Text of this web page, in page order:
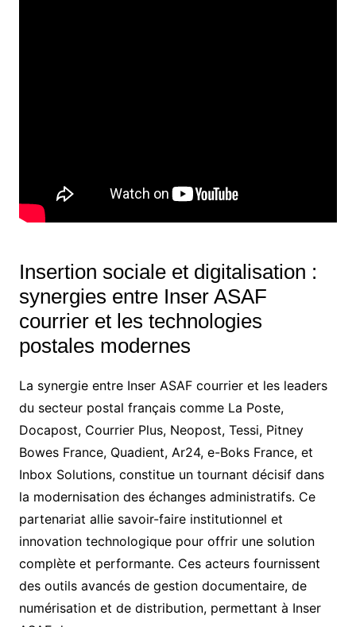
Insertion sociale et digitalisation :
synergies entre Inser ASAF
courrier et les technologies
postales modernes
La synergie entre Inser ASAF courrier et les leaders
du secteur postal français comme La Poste,
Docapost, Courrier Plus, Neopost, Tessi, Pitney
Bowes France, Quadient, Ar24, e-Boks France, et
Inbox Solutions, constitue un tournant décisif dans
la modernisation des échanges administratifs. Ce
partenariat allie savoir-faire institutionnel et
innovation technologique pour offrir une solution
complète et performante. Ces acteurs fournissent
des outils avancés de gestion documentaire, de
numérisation et de distribution, permettant à Inser